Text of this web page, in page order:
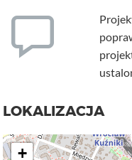
LOKALIZACJA
+